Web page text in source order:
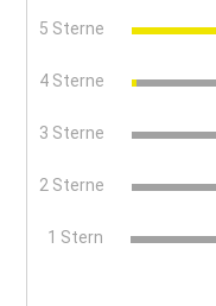
5 Sterne
4 Sterne
3 Sterne
2 Sterne
1 Stern